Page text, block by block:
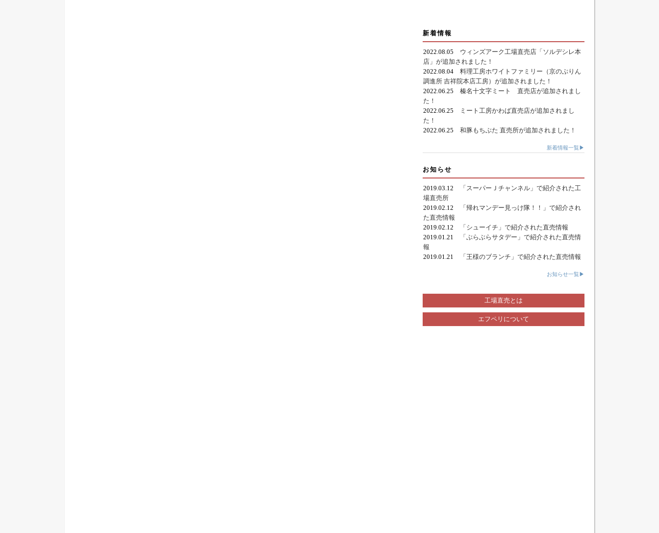
新着情報
2022.08.05 ウィンズアーク工場直売店「ソルデシレ本
店」が追加されました！
2022.08.04 料理工房ホワイトファミリー（京のぷりん
調進所 吉祥院本店工房）が追加されました！
2022.06.25 榛名十文字ミート 直売店が追加されまし
た！
2022.06.25
ミート工房かわば直売店が追加されまし
た！
2022.06.25 和豚もちぶた 直売所が追加されました！
新着情報一覧▶
お知らせ
2019.03.12
「スーパーＪチャンネル」で紹介された工
場直売所
2019.02.12
「帰れマンデー見っけ隊！！」で紹介され
た直売情報
2019.02.12
「シューイチ」で紹介された直売情報
2019.01.21
「ぶらぶらサタデー」で紹介された直売情
報
2019.01.21
「王様のブランチ」で紹介された直売情報
お知らせ一覧▶
工場直売とは
エフペリについて